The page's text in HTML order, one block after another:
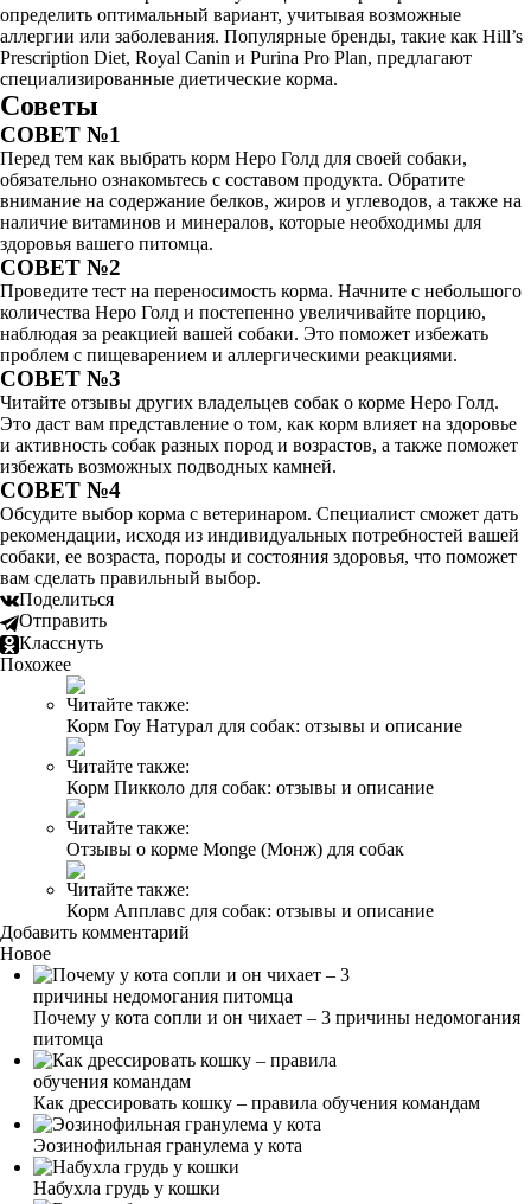
определить оптимальный вариант, учитывая возможные
аллергии или заболевания. Популярные бренды, такие как Hill’s
Prescription Diet, Royal Canin и Purina Pro Plan, предлагают
специализированные диетические корма.
Советы
СОВЕТ №1
Перед тем как выбрать корм Неро Голд для своей собаки,
обязательно ознакомьтесь с составом продукта. Обратите
внимание на содержание белков, жиров и углеводов, а также на
наличие витаминов и минералов, которые необходимы для
здоровья вашего питомца.
СОВЕТ №2
Проведите тест на переносимость корма. Начните с небольшого
количества Неро Голд и постепенно увеличивайте порцию,
наблюдая за реакцией вашей собаки. Это поможет избежать
проблем с пищеварением и аллергическими реакциями.
СОВЕТ №3
Читайте отзывы других владельцев собак о корме Неро Голд.
Это даст вам представление о том, как корм влияет на здоровье
и активность собак разных пород и возрастов, а также поможет
избежать возможных подводных камней.
СОВЕТ №4
Обсудите выбор корма с ветеринаром. Специалист сможет дать
рекомендации, исходя из индивидуальных потребностей вашей
собаки, ее возраста, породы и состояния здоровья, что поможет
вам сделать правильный выбор.
Поделиться
Отправить
Класснуть
Похожее
Читайте также:
Корм Гоу Натурал для собак: отзывы и описание
Читайте также:
Корм Пикколо для собак: отзывы и описание
Читайте также:
Отзывы о корме Monge (Монж) для собак
Читайте также:
Корм Апплавс для собак: отзывы и описание
Добавить комментарий
Новое
Почему у кота сопли и он чихает – 3 причины недомогания
питомца
Как дрессировать кошку – правила обучения командам
Эозинофильная гранулема у кота
Набухла грудь у кошки